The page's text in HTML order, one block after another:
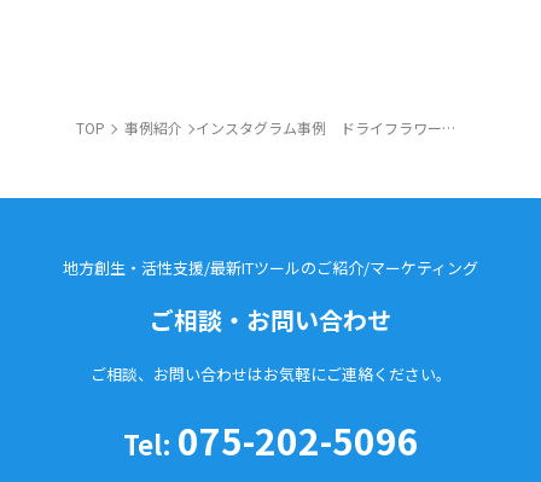
TOP 事例紹介 インスタグラム事例 ドライフラワー会社様
地方創生・活性支援/最新ITツールのご紹介/マーケティング
ご相談・お問い合わせ
ご相談、お問い合わせはお気軽にご連絡ください。
Tel: 075-202-5096